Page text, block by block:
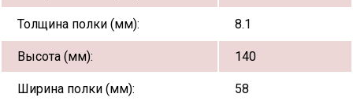
Толщина полки (мм): 8.1
Высота (мм): 140
Ширина полки (мм): 58